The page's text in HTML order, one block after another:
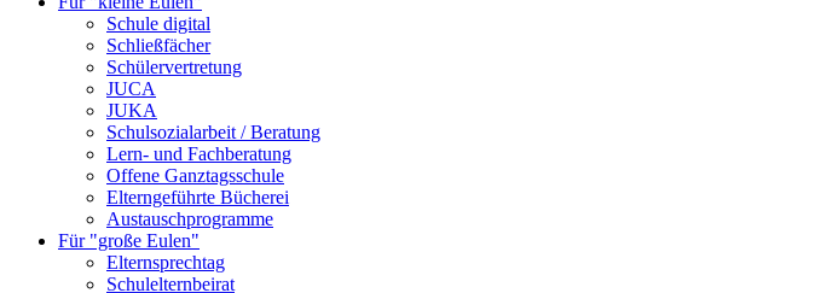
Schule digital
Schließfächer
Schülervertretung
JUCA
JUKA
Schulsozialarbeit / Beratung
Lern- und Fachberatung
Offene Ganztagsschule
Elterngeführte Bücherei
Austauschprogramme
Für "große Eulen"
Elternsprechtag
Schulelternbeirat